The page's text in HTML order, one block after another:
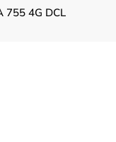
755 4G DCL